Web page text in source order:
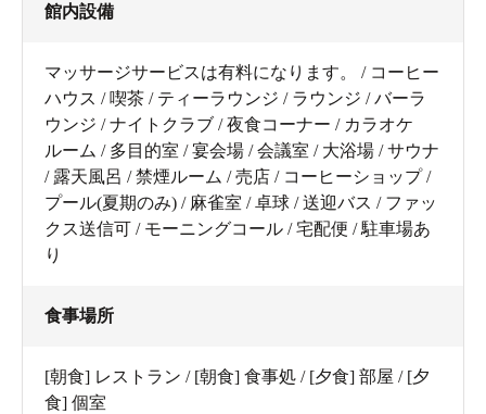
館内設備
マッサージサービスは有料になります。 / コーヒー
ハウス / 喫茶 / ティーラウンジ / ラウンジ / バーラ
ウンジ / ナイトクラブ / 夜食コーナー / カラオケ
ルーム / 多目的室 / 宴会場 / 会議室 / 大浴場 / サウナ
/ 露天風呂 / 禁煙ルーム / 売店 / コーヒーショップ /
プール(夏期のみ) / 麻雀室 / 卓球 / 送迎バス / ファッ
クス送信可 / モーニングコール / 宅配便 / 駐車場あ
り
食事場所
[朝食] レストラン / [朝食] 食事処 / [夕食] 部屋 / [夕
食] 個室